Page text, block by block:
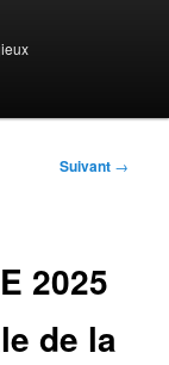
Suivant →
2025
de la